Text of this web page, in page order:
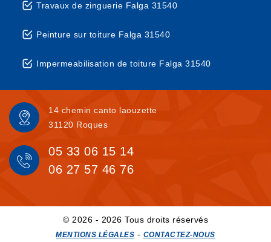
Travaux de zinguerie Falga 31540
Peinture sur toiture Falga 31540
Impermeabilisation de toiture Falga 31540
14 chemin canto laouzette
31120 Roques
05 33 06 15 14
06 27 57 46 76
© 2026 - 2026 Tous droits réservés
MENTIONS LÉGALES - CONTACTEZ-NOUS